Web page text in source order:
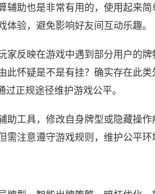
辅助也是非常有用的，使用起来
验，避免影响好友间互动乐趣。
家反映在游戏中遇到部分用户的
此怀疑是不是有挂？确实存在此
正规途径维护游戏公平。
助工具，修改自身牌型或隐藏操作
注意遵守游戏规则，维护公平环